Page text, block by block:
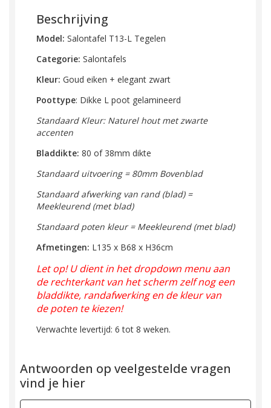
Beschrijving
Model: Salontafel T13-L Tegelen
Categorie: Salontafels
Kleur: Goud eiken + elegant zwart
Poottype: Dikke L poot gelamineerd
Standaard Kleur: Naturel hout met zwarte
accenten
Bladdikte: 80 of 38mm dikte
Standaard uitvoering = 80mm Bovenblad
Standaard afwerking van rand (blad) =
Meekleurend (met blad)
Standaard poten kleur = Meekleurend (met blad)
Afmetingen: L135 x B68 x H36cm
Let op! U dient in het dropdown menu aan
de rechterkant van het scherm zelf nog een
bladdikte, randafwerking en de kleur van
de poten te kiezen!
Verwachte levertijd: 6 tot 8 weken.
Antwoorden op veelgestelde vragen
vind je hier